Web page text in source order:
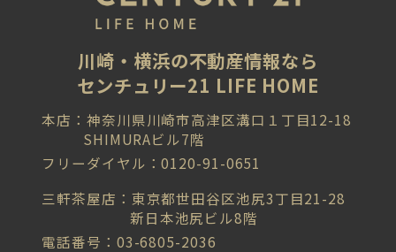
川崎・横浜の不動産情報なら
センチュリー21 LIFE HOME
本店：神奈川県川崎市高津区溝口１丁目12-18
SHIMURAビル7階
フリーダイヤル：0120-91-0651
三軒茶屋店：東京都世田谷区池尻3丁目21-28
新日本池尻ビル8階
電話番号：03-6805-2036